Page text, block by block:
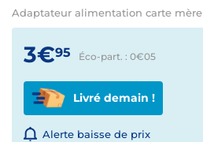
Adaptateur alimentation carte mère
3€95 Éco-part. : 0€05
Livré demain !
Alerte baisse de prix